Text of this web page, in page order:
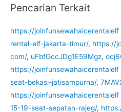
Pencarian Terkait
https://
rental-elf-jakarta-timur/, https://
com/, uFbfGccJDg1E59Mgz,
https://
seat-bekasi-jatisampurna/,
https://
15-19-seat-sepatan-rajeg/,